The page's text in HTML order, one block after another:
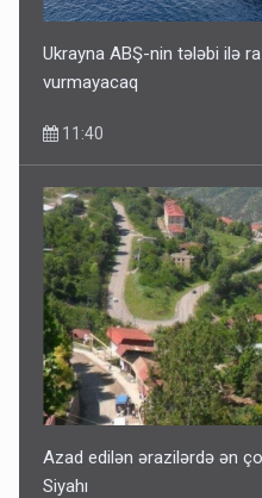
Ukrayna ABŞ-nin tələbi ilə
vurmayacaq
11:40
Azad edilən ərazilərdə ən
Siyahı